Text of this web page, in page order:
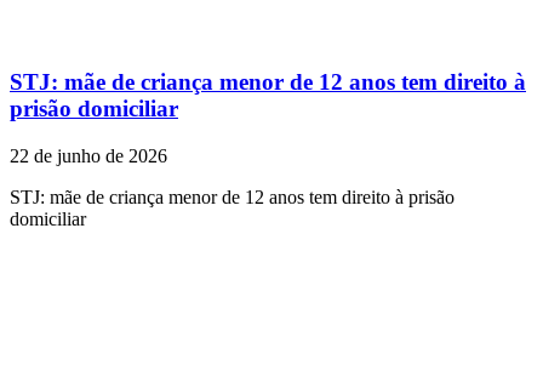
STJ: mãe de criança menor de 12 anos tem direito à
prisão domiciliar
22 de junho de 2026
STJ: mãe de criança menor de 12 anos tem direito à prisão
domiciliar